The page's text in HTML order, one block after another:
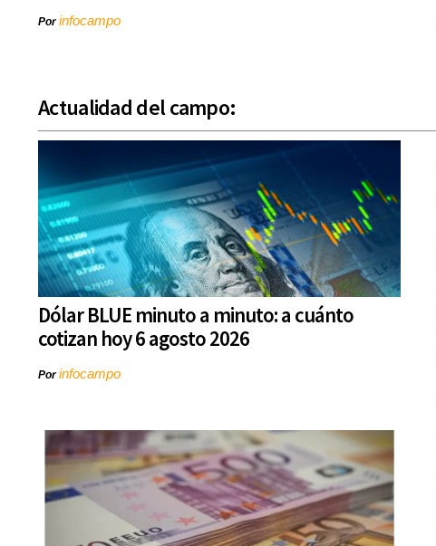
Porinfocampo
Actualidad del campo:
Dólar BLUE minuto a minuto: a cuánto
cotizan hoy 6 agosto 2026
Porinfocampo